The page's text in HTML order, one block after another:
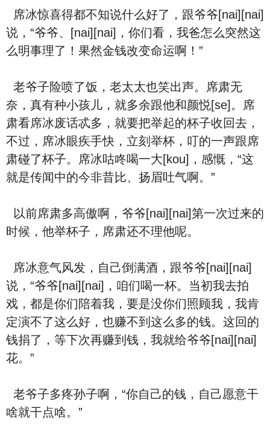
席冰惊喜得都不知说什么好了，跟爷爷[nai][nai]
说，“爷爷、[nai][nai]，你们看，我爸怎么突然这
么明事理了！果然金钱改变命运啊！”
老爷子险喷了饭，老太太也笑出声。席肃无
奈，真有种小孩儿，就多余跟他和颜悦[se]。席
肃看席冰废话忒多，就要把举起的杯子收回去，
不过，席冰眼疾手快，立刻举杯，叮的一声跟席
肃碰了杯子。席冰咕咚喝一大[kou]，感慨，“这
就是传闻中的今非昔比、扬眉吐气啊。”
以前席肃多高傲啊，爷爷[nai][nai]第一次过来的
时候，他举杯子，席肃还不理他呢。
席冰意气风发，自己倒满酒，跟爷爷[nai][nai]
说，“爷爷[nai][nai]，咱们喝一杯。当初我去拍
戏，都是你们陪着我，要是没你们照顾我，我肯
定演不了这么好，也赚不到这么多的钱。这回的
钱捐了，等下次再赚到钱，我就给爷爷[nai][nai]
花。”
老爷子多疼孙子啊，“你自己的钱，自己愿意干
啥就干点啥。”